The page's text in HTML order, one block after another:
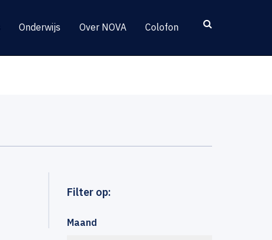
Onderwijs Over NOVA Colofon
Filter op:
Maand